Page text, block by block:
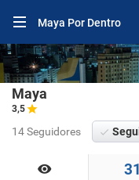
Maya Por Dentro
Maya
3,5
14 Seguidores
31